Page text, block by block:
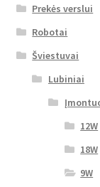
Prekės verslui
Robotai
Šviestuvai
Lubiniai
12W
18W
9W